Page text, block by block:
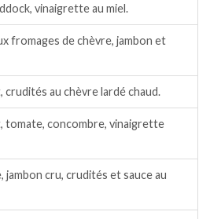
vinaigrette au miel.
fromages de chèvre, jambon et
crudités au chèvre lardé chaud.
tomate, concombre, vinaigrette
jambon cru, crudités et sauce au